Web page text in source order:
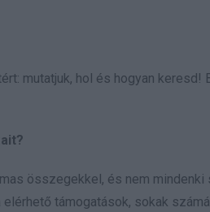
mutatjuk, hol és hogyan
összegekkel, és nem
támogatások, sokak